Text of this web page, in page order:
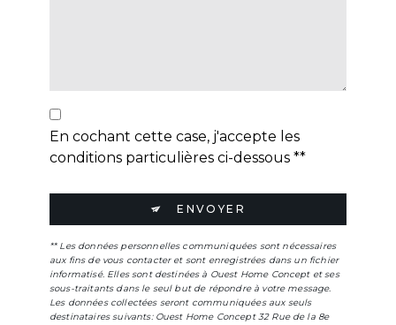
En cochant cette case, j'accepte les
conditions particulières ci-dessous **
ENVOYER
** Les données personnelles communiquées sont nécessaires
aux fins de vous contacter et sont enregistrées dans un fichier
informatisé. Elles sont destinées à Ouest Home Concept et ses
sous-traitants dans le seul but de répondre à votre message.
Les données collectées seront communiquées aux seuls
destinataires suivants: Ouest Home Concept 32 Rue de la 8e